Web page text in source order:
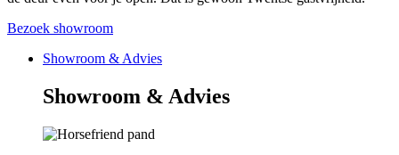
Bezoek showroom
Showroom & Advies
Showroom & Advies